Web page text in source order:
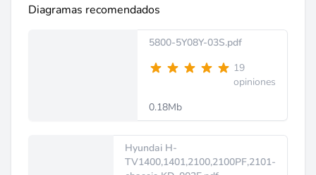
Diagramas recomendados
5800-5Y08Y-03S.pdf
19
opiniones
0.18Mb
Hyundai H-
TV1400,1401,2100,2100PF,2101-